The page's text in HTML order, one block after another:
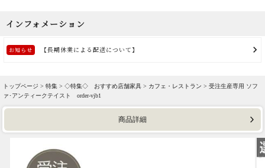
トップページ > 特集 > ◇特集◇ おすすめ店舗家具 > カフェ・レストラン > 受注生産専用 ソフ
ァ･アンティークテイスト order-vjb1
商品詳細